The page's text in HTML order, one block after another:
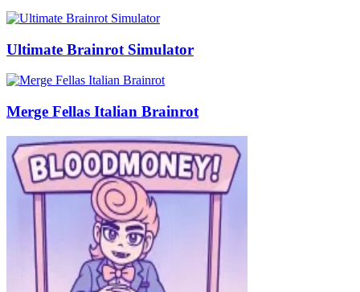
Ultimate Brainrot Simulator
Merge Fellas Italian Brainrot